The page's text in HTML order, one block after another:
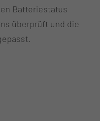
Batteriestatus
überprüft und die